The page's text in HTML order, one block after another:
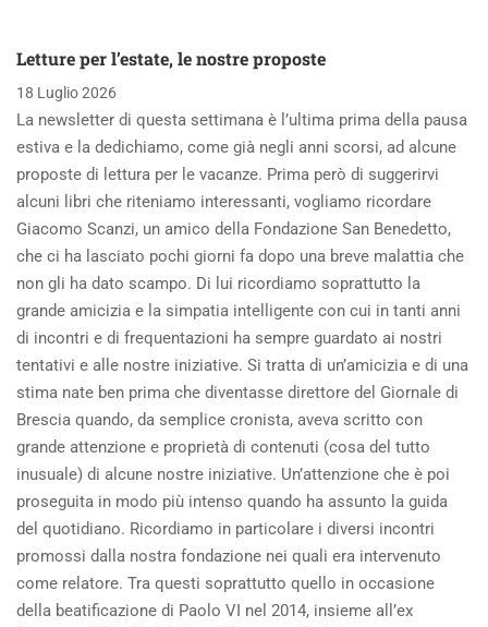
Letture per l’estate, le nostre proposte
18 Luglio 2026
La newsletter di questa settimana è l’ultima prima della pausa
estiva e la dedichiamo, come già negli anni scorsi, ad alcune
proposte di lettura per le vacanze. Prima però di suggerirvi
alcuni libri che riteniamo interessanti, vogliamo ricordare
Giacomo Scanzi, un amico della Fondazione San Benedetto,
che ci ha lasciato pochi giorni fa dopo una breve malattia che
non gli ha dato scampo. Di lui ricordiamo soprattutto la
grande amicizia e la simpatia intelligente con cui in tanti anni
di incontri e di frequentazioni ha sempre guardato ai nostri
tentativi e alle nostre iniziative. Si tratta di un’amicizia e di una
stima nate ben prima che diventasse direttore del Giornale di
Brescia quando, da semplice cronista, aveva scritto con
grande attenzione e proprietà di contenuti (cosa del tutto
inusuale) di alcune nostre iniziative. Un’attenzione che è poi
proseguita in modo più intenso quando ha assunto la guida
del quotidiano. Ricordiamo in particolare i diversi incontri
promossi dalla nostra fondazione nei quali era intervenuto
come relatore. Tra questi soprattutto quello in occasione
della beatificazione di Paolo VI nel 2014, insieme all’ex